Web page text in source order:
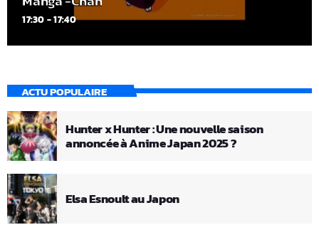
17:30 - 17:40
ACTU POPULAIRE
Hunter x Hunter : Une nouvelle saison
annoncée à Anime Japan 2025 ?
Elsa Esnoult au Japon